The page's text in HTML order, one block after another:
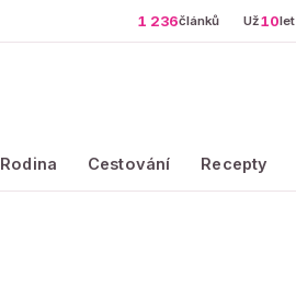
1 236článků Už10let
Rodina Cestování Recepty